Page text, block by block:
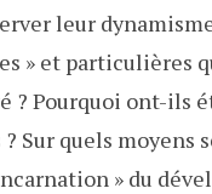
leur
» et particulières
Pourquoi ont-ils
quels moyens
» du